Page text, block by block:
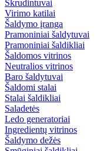
Skrudintuvai
Virimo katilai
Šaldymo įranga
Pramoniniai šaldytuvai
Pramoniniai šaldikliai
Šaldomos vitrinos
Neutralios vitrinos
Baro šaldytuvai
Šaldomi stalai
Stalai šaldikliai
Saladetės
Ledo generatoriai
Ingredientų vitrinos
Šaldymo dežės